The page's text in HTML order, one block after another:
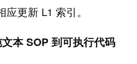
更新 L1 索引。
本 SOP 到可执行代码